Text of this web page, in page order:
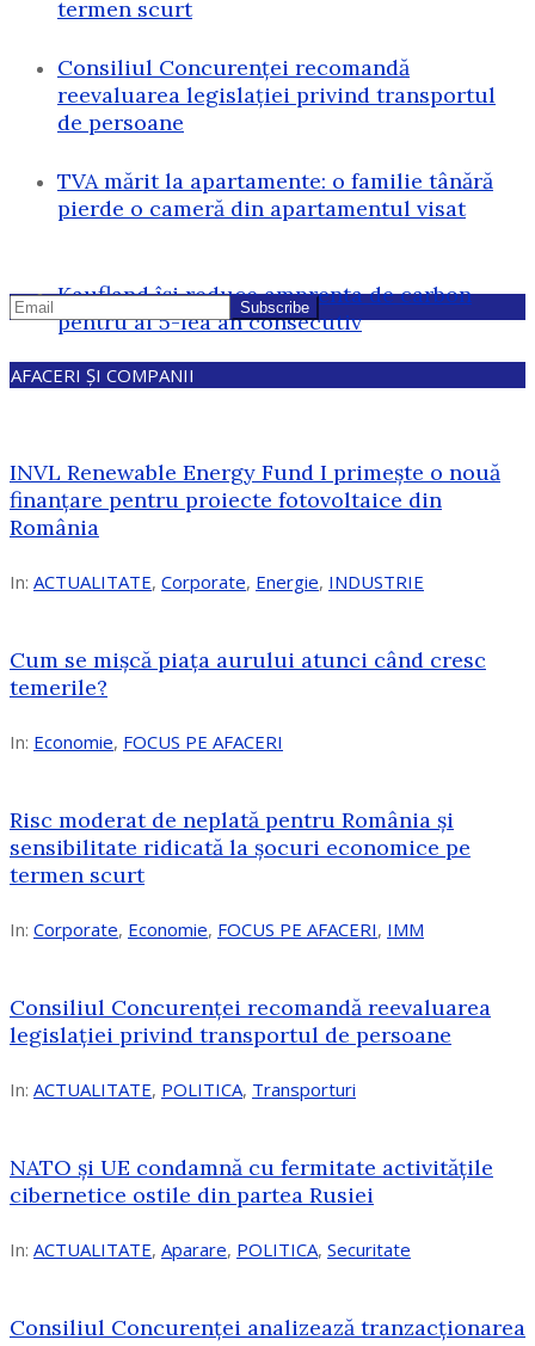
termen scurt
Consiliul Concurenței recomandă
reevaluarea legislației privind transportul
de persoane
TVA mărit la apartamente: o familie tânără
pierde o cameră din apartamentul visat
Kaufland își reduce amprenta de carbon
pentru al 5-lea an consecutiv
AFACERI ȘI COMPANII
INVL Renewable Energy Fund I primește o nouă
finanțare pentru proiecte fotovoltaice din
România
In: ACTUALITATE, Corporate, Energie, INDUSTRIE
Cum se mișcă piața aurului atunci când cresc
temerile?
In: Economie, FOCUS PE AFACERI
Risc moderat de neplată pentru România și
sensibilitate ridicată la șocuri economice pe
termen scurt
In: Corporate, Economie, FOCUS PE AFACERI, IMM
Consiliul Concurenței recomandă reevaluarea
legislației privind transportul de persoane
In: ACTUALITATE, POLITICA, Transporturi
NATO și UE condamnă cu fermitate activitățile
cibernetice ostile din partea Rusiei
In: ACTUALITATE, Aparare, POLITICA, Securitate
Consiliul Concurenţei analizează tranzacționarea